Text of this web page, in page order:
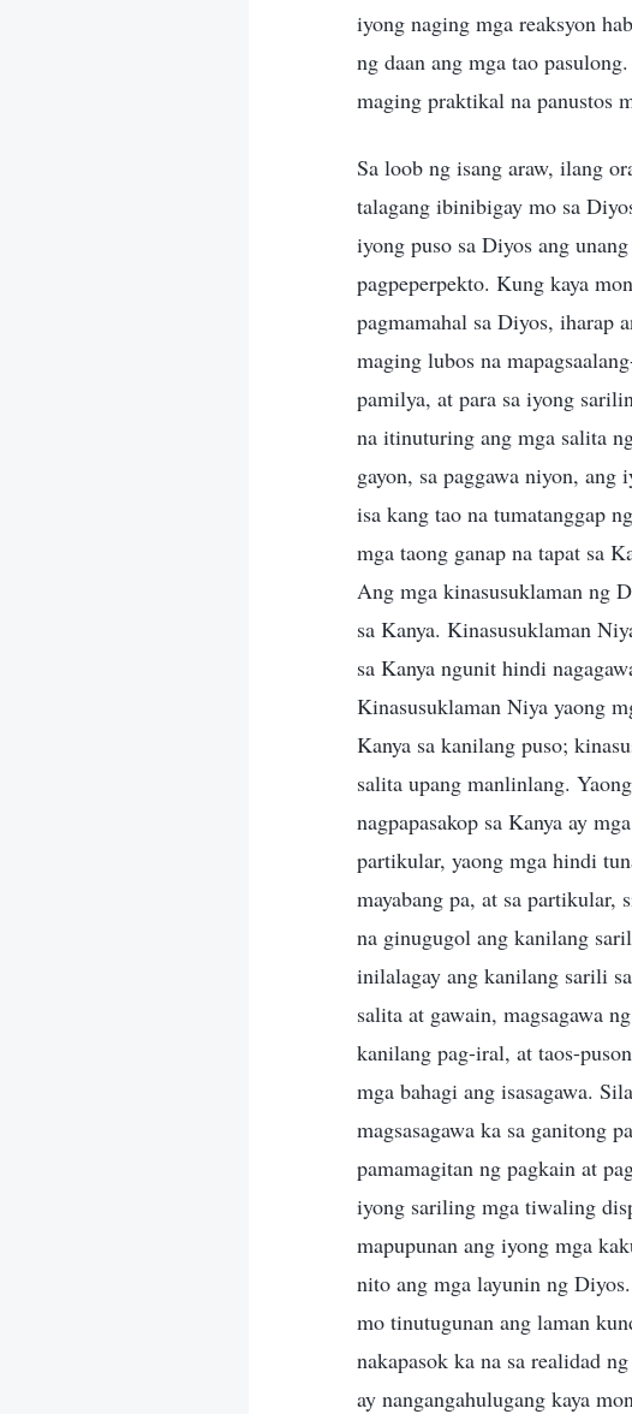
iyong naging mga reaksyon
ng daan ang mga tao
maging praktikal na panustos
Sa loob ng isang araw, ilang
talagang ibinibigay mo sa
iyong puso sa Diyos ang
pagpeperpekto. Kung kaya
pagmamahal sa Diyos, iharap
maging lubos na
pamilya, at para sa iyong
na itinuturing ang mga salita
gayon, sa paggawa niyon,
isa kang tao na tumatanggap
mga taong ganap na tapat sa
Ang mga kinasusuklaman ng
sa Kanya. Kinasusuklaman
sa Kanya ngunit hindi
Kinasusuklaman Niya yaong
Kanya sa kanilang puso;
salita upang manlinlang.
nagpapasakop sa Kanya ay
partikular, yaong mga hindi
mayabang pa, at sa partikular,
na ginugugol ang kanilang
inilalagay ang kanilang sarili
salita at gawain, magsagawa
kanilang pag-iral, at taos-
mga bahagi ang isasagawa.
magsasagawa ka sa ganitong
pamamagitan ng pagkain at
iyong sariling mga tiwaling
mapupunan ang iyong mga
nito ang mga layunin ng
mo tinutugunan ang laman
nakapasok ka na sa realidad
ay nangangahulugang kaya